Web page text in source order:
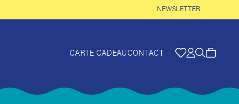
NEWSLETTER
CARTE CADEAUCONTACT